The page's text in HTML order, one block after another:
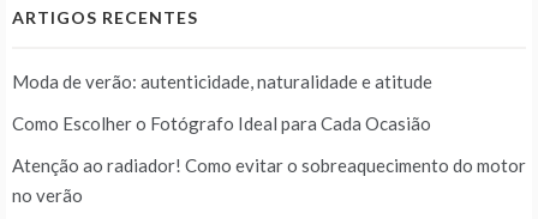
ARTIGOS RECENTES
Moda de verão: autenticidade, naturalidade e atitude
Como Escolher o Fotógrafo Ideal para Cada Ocasião
Atenção ao radiador! Como evitar o sobreaquecimento do motor
no verão